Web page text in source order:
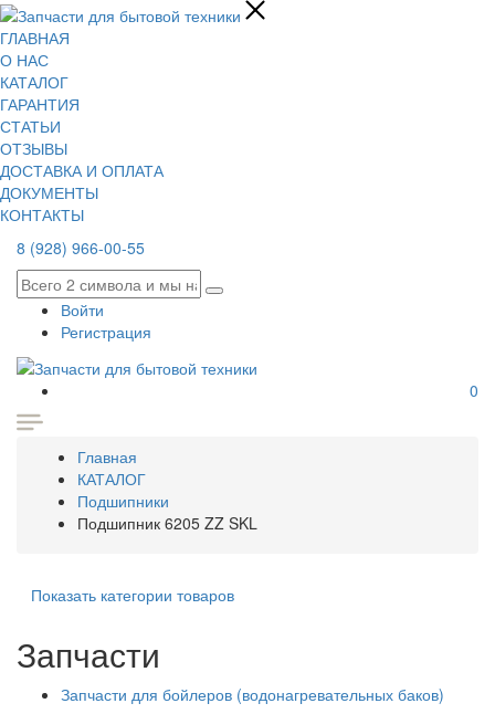
ГЛАВНАЯ
О НАС
КАТАЛОГ
ГАРАНТИЯ
СТАТЬИ
ОТЗЫВЫ
ДОСТАВКА И ОПЛАТА
ДОКУМЕНТЫ
КОНТАКТЫ
8 (928) 966-00-55
Войти
Регистрация
0
Главная
КАТАЛОГ
Подшипники
Подшипник 6205 ZZ SKL
Показать категории товаров
Запчасти
Запчасти для бойлеров (водонагревательных баков)